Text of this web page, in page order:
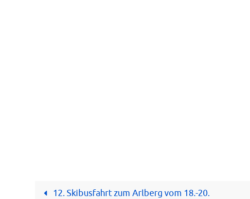
12. Skibusfahrt zum Arlberg vom 18.-20.